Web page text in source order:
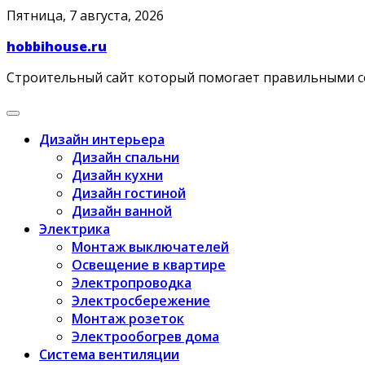
Skip
content
Пятница, 7 августа, 2026
hobbihouse.ru
Строительный сайт который помогает правильными
Дизайн интерьера
Дизайн спальни
Дизайн кухни
Дизайн гостиной
Дизайн ванной
Электрика
Монтаж выключателей
Освещение в квартире
Электропроводка
Электросбережение
Монтаж розеток
Электрообогрев дома
Система вентиляции